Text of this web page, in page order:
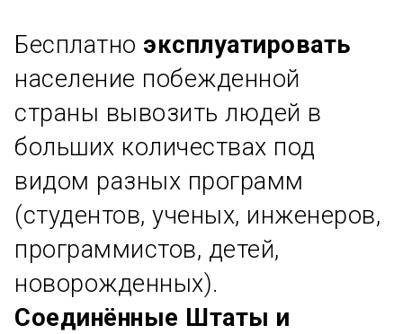
Бесплатно эксплуатировать
население побежденной
страны вывозить людей в
больших количествах под
видом разных программ
(студентов, ученых, инженеров,
программистов, детей,
новорожденных).
Соединённые Штаты и